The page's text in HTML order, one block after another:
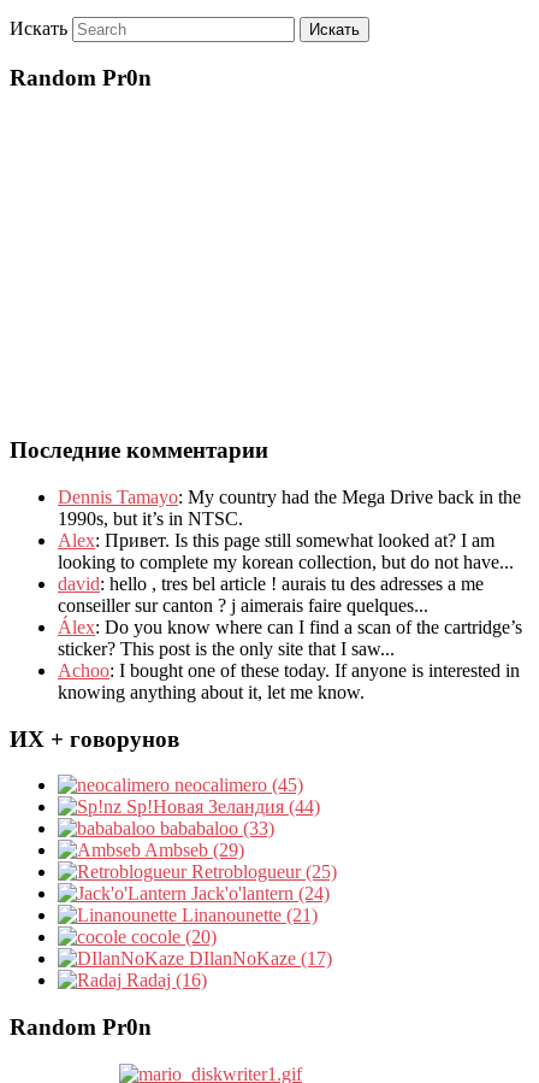
Искать
Random Pr0n
Последние комментарии
Dennis Tamayo: My country had the Mega Drive back in the
1990s, but it’s in NTSC.
Alex: Привет. Is this page still somewhat looked at? I am
looking to complete my korean collection, but do not have...
david: hello , tres bel article ! aurais tu des adresses a me
conseiller sur canton ? j aimerais faire quelques...
Álex: Do you know where can I find a scan of the cartridge’s
sticker? This post is the only site that I saw...
Achoo: I bought one of these today. If anyone is interested in
knowing anything about it, let me know.
ИХ + говорунов
neocalimero (45)
Sp!Новая Зеландия (44)
bababaloo (33)
Ambseb (29)
Retroblogueur (25)
Jack'o'lantern (24)
Linanounette (21)
cocole (20)
DIlanNoKaze (17)
Radaj (16)
Random Pr0n